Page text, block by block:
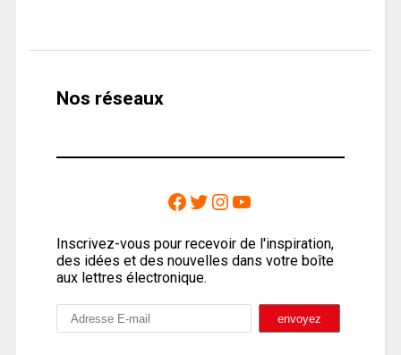
Nos réseaux
Inscrivez-vous pour recevoir de l'inspiration,
des idées et des nouvelles dans votre boîte
aux lettres électronique.